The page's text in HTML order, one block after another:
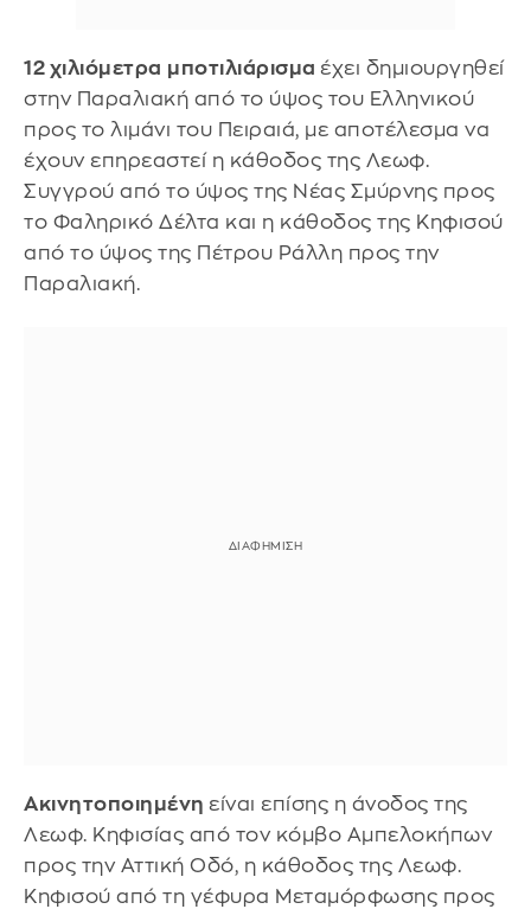
12 χιλιόμετρα μποτιλιάρισμα έχει δημιουργηθεί
στην Παραλιακή από το ύψος του Ελληνικού
προς το λιμάνι του Πειραιά, με αποτέλεσμα να
έχουν επηρεαστεί η κάθοδος της Λεωφ.
Συγγρού από το ύψος της Νέας Σμύρνης προς
το Φαληρικό Δέλτα και η κάθοδος της Κηφισού
από το ύψος της Πέτρου Ράλλη προς την
Παραλιακή.
Ακινητοποιημένη είναι επίσης η άνοδος της
Λεωφ. Κηφισίας από τον κόμβο Αμπελοκήπων
προς την Αττική Οδό, η κάθοδος της Λεωφ.
Κηφισού από τη γέφυρα Μεταμόρφωσης προς